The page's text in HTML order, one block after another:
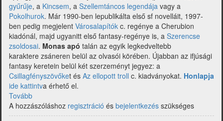
gyűrűje, a Kincsem, a Szellemtáncos legendája vagy a
Pokolhurok. Már 1990-ben lepublikálta első sf novelláit, 1997-
ben pedig megjelent Városalapítók c. regénye a Cherubion
kiadónál, majd ugyanitt első fantasy-regénye is, a Szerencse
zsoldosai. Monas apó talán az egyik legkedveltebb
karaktere zsáneren belül az olvasói körében. Újabban az ifjúsági
fantasy keretein belül két szerzeményt jegyez: a
Csillagfényszövőket és Az ellopott troll c. kiadványokat. Honlapja
ide kattintva érhető el.
Tovább
fantasy
2020
A hozzászóláshoz regisztráció és bejelentkezés szükséges